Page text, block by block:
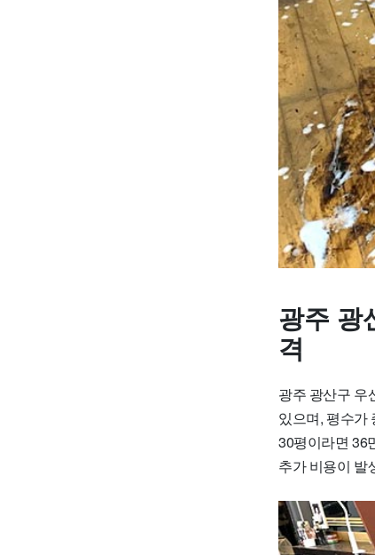
광주 광
격
광주 광산구 우
있으며, 평수가
30평이라면 36
추가 비용이 발